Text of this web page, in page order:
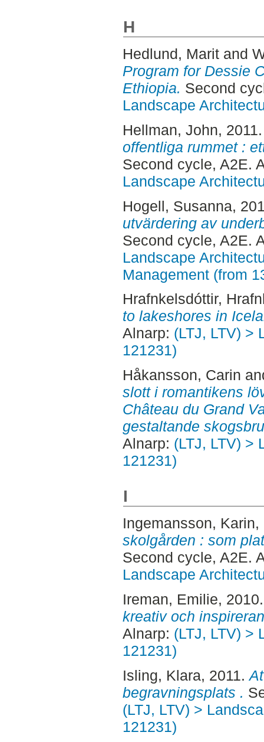
H
Hedlund, Maritand
Program for Dessie
Ethiopia. Second
Landscape
Hellman, John,
offentliga rummet :
Second cycle, A2E.
Landscape
Hogell, Susanna,
utvärdering av
Second cycle, A2E.
Landscape
Management (from
Hrafnkelsdóttir,
to lakeshores in
Alnarp: (LTJ, LTV) >
121231)
Håkansson, Carin
slott i romantikens
Château du Grand
gestaltande
Alnarp: (LTJ, LTV) >
121231)
I
Ingemansson, Karin,
skolgården : som
Second cycle, A2E.
Landscape
Ireman, Emilie,
kreativ och
Alnarp: (LTJ, LTV) >
121231)
Isling, Klara, 2011.
begravningsplats .
(LTJ, LTV) >
121231)